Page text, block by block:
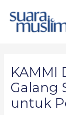
content
KAMMI
Galang
untuk